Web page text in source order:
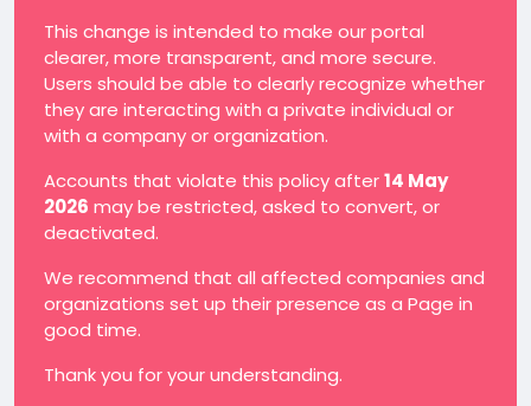
This change is intended to make our portal
clearer, more transparent, and more secure.
Users should be able to clearly recognize whether
they are interacting with a private individual or
with a company or organization.
Accounts that violate this policy after14 May
2026 may be restricted, asked to convert, or
deactivated.
We recommend that all affected companies and
organizations set up their presence as a Page in
good time.
Thank you for your understanding.